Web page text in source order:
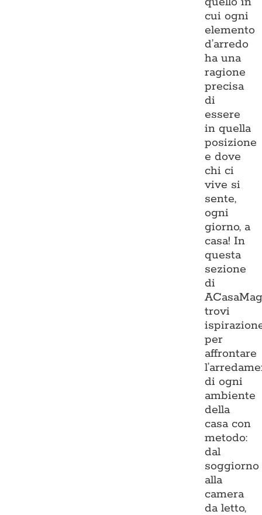
cui ogni
elemento
d’arredo
ha una
ragione
precisa
di
essere
in quella
posizione
e dove
chi ci
vive si
sente,
ogni
giorno, a
casa! In
questa
sezione
di
trovi
per
affrontare
di ogni
ambiente
della
casa con
metodo:
dal
soggiorno
alla
camera
da letto,